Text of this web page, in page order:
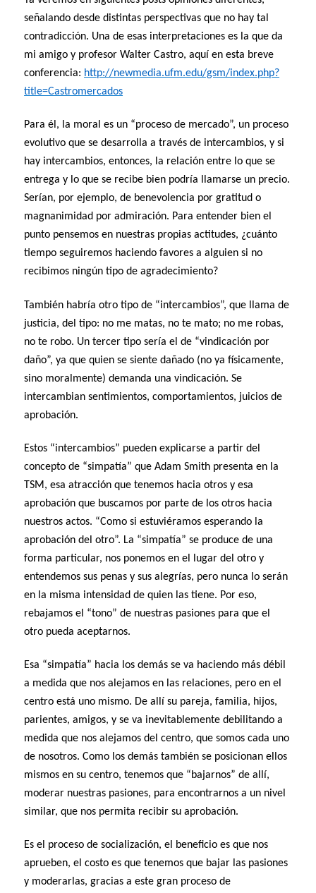
señalando desde distintas perspectivas que no hay tal
contradicción. Una de esas interpretaciones es la que da
mi amigo y profesor Walter Castro, aquí en esta breve
conferencia: http://newmedia.ufm.edu/gsm/index.php?
title=Castromercados
Para él, la moral es un “proceso de mercado”, un proceso
evolutivo que se desarrolla a través de intercambios, y si
hay intercambios, entonces, la relación entre lo que se
entrega y lo que se recibe bien podría llamarse un precio.
Serían, por ejemplo, de benevolencia por gratitud o
magnanimidad por admiración. Para entender bien el
punto pensemos en nuestras propias actitudes, ¿cuánto
tiempo seguiremos haciendo favores a alguien si no
recibimos ningún tipo de agradecimiento?
También habría otro tipo de “intercambios”, que llama de
justicia, del tipo: no me matas, no te mato; no me robas,
no te robo. Un tercer tipo sería el de “vindicación por
daño”, ya que quien se siente dañado (no ya físicamente,
sino moralmente) demanda una vindicación. Se
intercambian sentimientos, comportamientos, juicios de
aprobación.
Estos “intercambios” pueden explicarse a partir del
concepto de “simpatía” que Adam Smith presenta en la
TSM, esa atracción que tenemos hacia otros y esa
aprobación que buscamos por parte de los otros hacia
nuestros actos. “Como si estuviéramos esperando la
aprobación del otro”. La “simpatía” se produce de una
forma particular, nos ponemos en el lugar del otro y
entendemos sus penas y sus alegrías, pero nunca lo serán
en la misma intensidad de quien las tiene. Por eso,
rebajamos el “tono” de nuestras pasiones para que el
otro pueda aceptarnos.
Esa “simpatía” hacia los demás se va haciendo más débil
a medida que nos alejamos en las relaciones, pero en el
centro está uno mismo. De allí su pareja, familia, hijos,
parientes, amigos, y se va inevitablemente debilitando a
medida que nos alejamos del centro, que somos cada uno
de nosotros. Como los demás también se posicionan ellos
mismos en su centro, tenemos que “bajarnos” de allí,
moderar nuestras pasiones, para encontrarnos a un nivel
similar, que nos permita recibir su aprobación.
Es el proceso de socialización, el beneficio es que nos
aprueben, el costo es que tenemos que bajar las pasiones
y moderarlas, gracias a este gran proceso de